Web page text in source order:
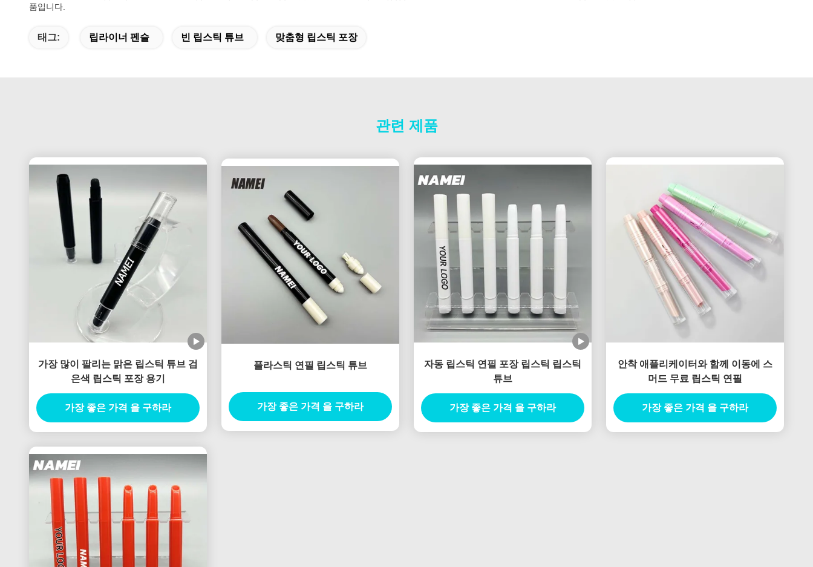
품입니다.
태그: 립라이너 펜슬 빈 립스틱 튜브 맞춤형 립스틱 포장
관련 제품
가장 많이 팔리는 맑은 립스틱 튜브 검
은색 립스틱 포장 용기
가장 좋은 가격 을 구하라
플라스틱 연필 립스틱 튜브
가장 좋은 가격 을 구하라
자동 립스틱 연필 포장 립스틱 립스틱
튜브
가장 좋은 가격 을 구하라
안착 애플리케이터와 함께 이동에 스
머드 무료 립스틱 연필
가장 좋은 가격 을 구하라